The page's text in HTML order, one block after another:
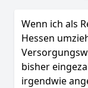
Wenn ich als
Hessen
bisher
irgendwie